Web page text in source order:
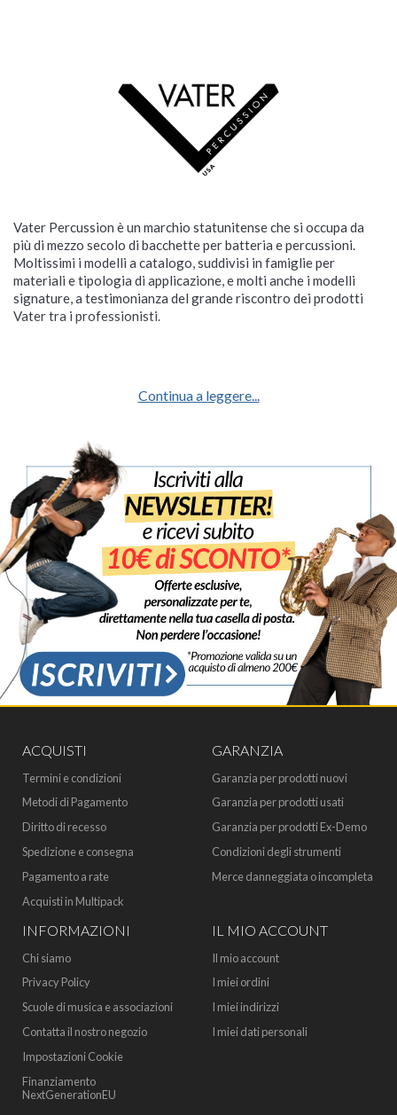
Vater Percussion è un marchio statunitense che si occupa da
più di mezzo secolo di bacchette per batteria e percussioni.
Moltissimi i modelli a catalogo, suddivisi in famiglie per
materiali e tipologia di applicazione, e molti anche i modelli
signature, a testimonianza del grande riscontro dei prodotti
Vater tra i professionisti.
Continua a leggere...
ACQUISTI
Termini e condizioni
Metodi di Pagamento
Diritto di recesso
Spedizione e consegna
Pagamento a rate
Acquisti in Multipack
GARANZIA
Garanzia per prodotti nuovi
Garanzia per prodotti usati
Garanzia per prodotti Ex-Demo
Condizioni degli strumenti
Merce danneggiata o incompleta
INFORMAZIONI
Chi siamo
Privacy Policy
Scuole di musica e associazioni
Contatta il nostro negozio
Impostazioni Cookie
Finanziamento
NextGenerationEU
IL MIO ACCOUNT
Il mio account
I miei ordini
I miei indirizzi
I miei dati personali